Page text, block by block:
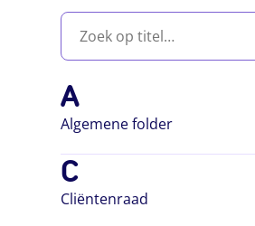
A
Algemene folder
C
Cliëntenraad